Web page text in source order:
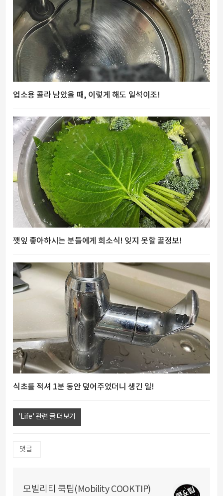
업소용 콜라 남았을 때, 이렇게 해도 일석이조!
깻잎 좋아하시는 분들에게 희소식! 잊지 못할 꿀정보!
식초를 적셔 1분 동안 덮어주었더니 생긴 일!
'Life' 관련 글 더보기
댓글
모빌리티 쿡팁(Mobility COOKTIP)